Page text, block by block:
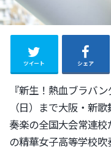
ツイート シェア
『新生！熱血ブラバ
（日）
まで大阪・新
奏楽の全国大会常連
の精華女子高等学校吹